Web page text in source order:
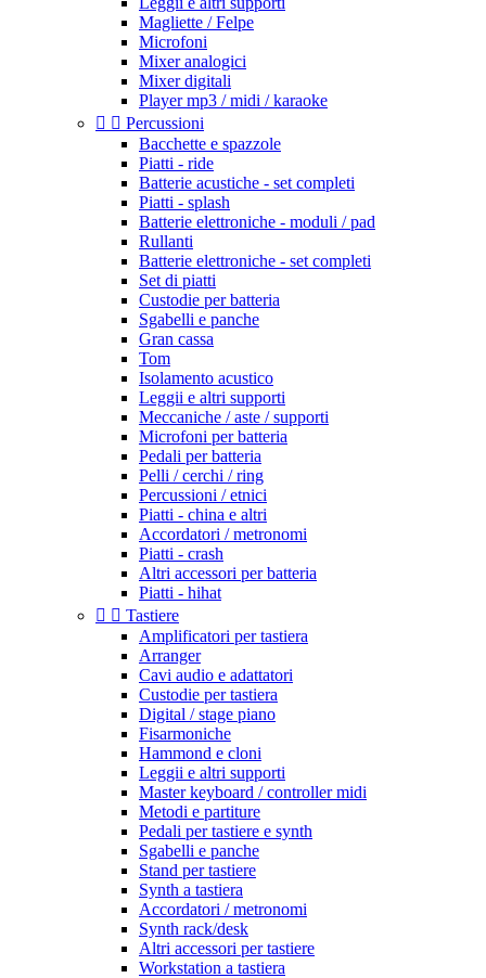
Magliette / Felpe
Microfoni
Mixer analogici
Mixer digitali
Player mp3 / midi / karaoke
  Percussioni
Bacchette e spazzole
Piatti - ride
Batterie acustiche - set completi
Piatti - splash
Batterie elettroniche - moduli / pad
Rullanti
Batterie elettroniche - set completi
Set di piatti
Custodie per batteria
Sgabelli e panche
Gran cassa
Tom
Isolamento acustico
Leggii e altri supporti
Meccaniche / aste / supporti
Microfoni per batteria
Pedali per batteria
Pelli / cerchi / ring
Percussioni / etnici
Piatti - china e altri
Accordatori / metronomi
Piatti - crash
Altri accessori per batteria
Piatti - hihat
  Tastiere
Amplificatori per tastiera
Arranger
Cavi audio e adattatori
Custodie per tastiera
Digital / stage piano
Fisarmoniche
Hammond e cloni
Leggii e altri supporti
Master keyboard / controller midi
Metodi e partiture
Pedali per tastiere e synth
Sgabelli e panche
Stand per tastiere
Synth a tastiera
Accordatori / metronomi
Synth rack/desk
Altri accessori per tastiere
Workstation a tastiera